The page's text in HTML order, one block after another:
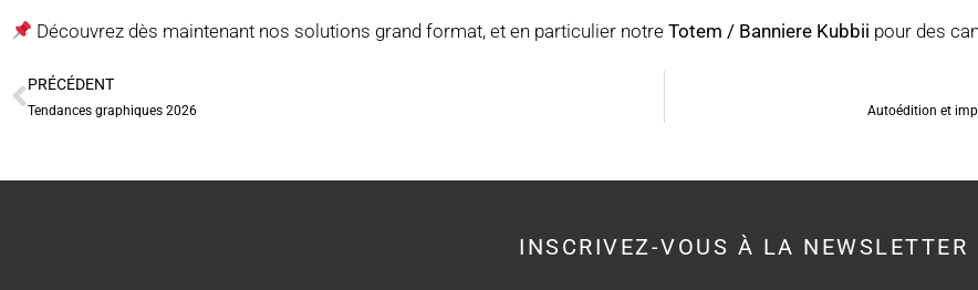
Découvrez dès maintenant nos solutions grand format, et en particulier notreTotem / Banniere Kubbii pour des
PRÉCÉDENT
Tendances graphiques 2026 Autoédition et
INSCRIVEZ-VOUS À LA NEWSLETTER